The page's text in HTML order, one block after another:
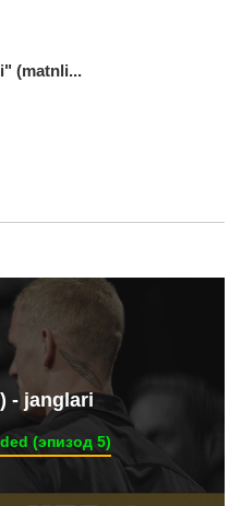
(matnli...
- janglari
(эпизод 5)